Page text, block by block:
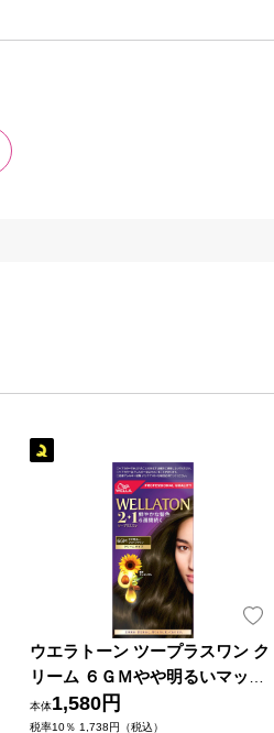
ウエラトーン ツープラスワン ク
リーム ６ＧＭやや明るいマット
ブラウン ６０ｇ＋６０ｍｌ Ｗｅ
ｌｌａ ＡＧ (医薬部外品)
本体1,580円
税率10％ 1,738円（税込）